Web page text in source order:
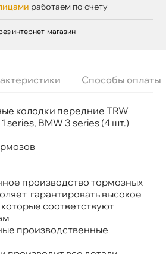
работаем по счету
интернет-магазин
Способы оплаты
колодки передние TRW
series, BMW 3 series (4 шт.)
производство тормозных
гарантировать высокое
соответствуют
производственные
мм
мм